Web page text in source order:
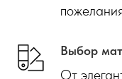
Выбор
От